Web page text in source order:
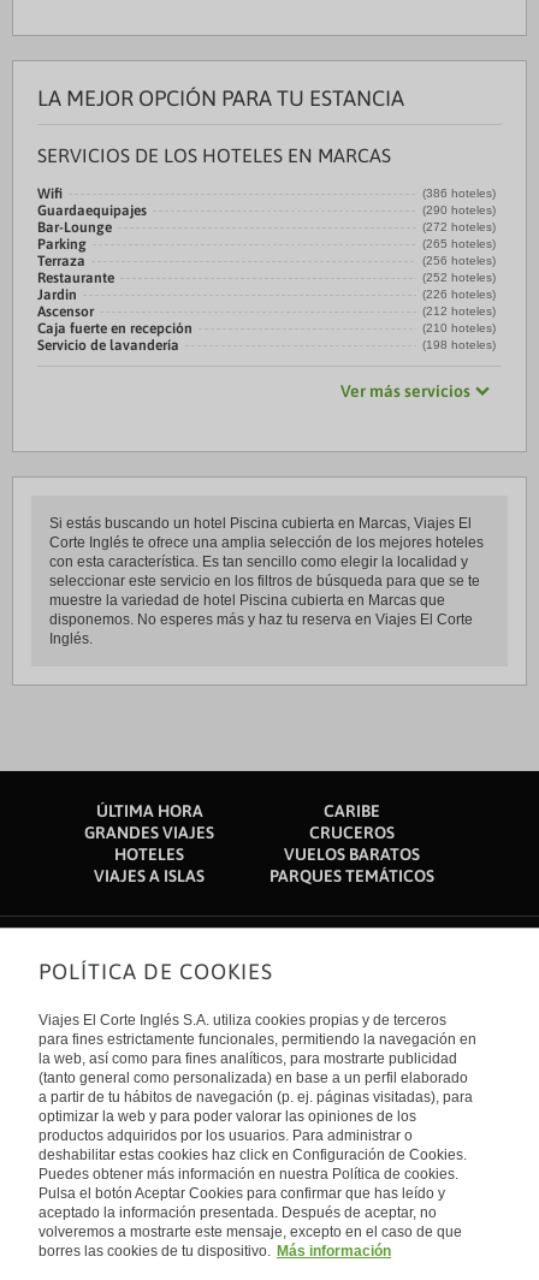
LA MEJOR OPCIÓN PARA TU ESTANCIA
SERVICIOS DE LOS HOTELES EN MARCAS
Wifi (386 hoteles)
Guardaequipajes (290 hoteles)
Bar-Lounge (272 hoteles)
Parking (265 hoteles)
Terraza (256 hoteles)
Restaurante (252 hoteles)
Jardin (226 hoteles)
Ascensor (212 hoteles)
Caja fuerte en recepción (210 hoteles)
Servicio de lavandería (198 hoteles)
Ver más servicios
Si estás buscando un hotel Piscina cubierta en Marcas, Viajes El
Corte Inglés te ofrece una amplia selección de los mejores hoteles
con esta característica. Es tan sencillo como elegir la localidad y
seleccionar este servicio en los filtros de búsqueda para que se te
muestre la variedad de hotel Piscina cubierta en Marcas que
disponemos. No esperes más y haz tu reserva en Viajes El Corte
Inglés.
ÚLTIMA HORA
CARIBE
GRANDES VIAJES
CRUCEROS
HOTELES
VUELOS BARATOS
VIAJES A ISLAS
PARQUES TEMÁTICOS
Sobre nosotros
Quiénes somos
Financiación
Sostenibilidad
Turismo accesible
Tarjeta El Corte Inglés
Trabaja con nosotros
El Corte Inglés
Canal Ético
Enlaces de interés
Guías de viaje
Catálogos
Auto check-in
Condiciones Generales
Política de privacidad
Política de cookies
Accesibilidad
Empresas/ Grupos
Internacional
España
Visita nuestro blog
Blog de Viajes el Corte inglés
POLÍTICA DE COOKIES
Viajes El Corte Inglés S.A. utiliza cookies propias y de terceros
para fines estrictamente funcionales, permitiendo la navegación en
la web, así como para fines analíticos, para mostrarte publicidad
(tanto general como personalizada) en base a un perfil elaborado
a partir de tu hábitos de navegación (p. ej. páginas visitadas), para
optimizar la web y para poder valorar las opiniones de los
productos adquiridos por los usuarios. Para administrar o
deshabilitar estas cookies haz click en Configuración de Cookies.
Puedes obtener más información en nuestra Política de cookies.
Pulsa el botón Aceptar Cookies para confirmar que has leído y
aceptado la información presentada. Después de aceptar, no
volveremos a mostrarte este mensaje, excepto en el caso de que
borres las cookies de tu dispositivo. Más información